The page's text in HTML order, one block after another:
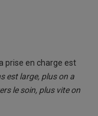
prise en charge est
est large, plus on a
le soin, plus vite on